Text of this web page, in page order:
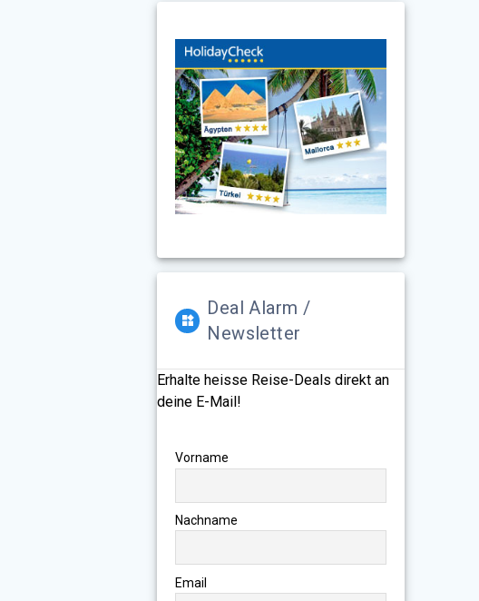
Deal Alarm /
Newsletter
Erhalte heisse Reise-Deals direkt an
deine E-Mail!
Vorname
Nachname
Email